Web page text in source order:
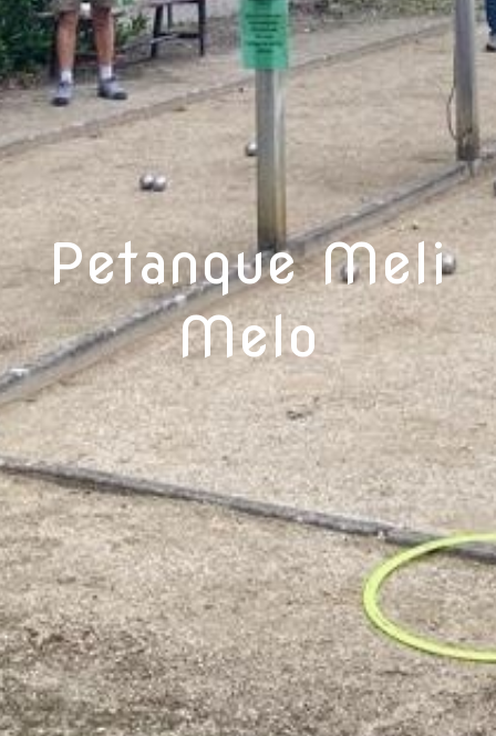
Petanque Meli
Melo